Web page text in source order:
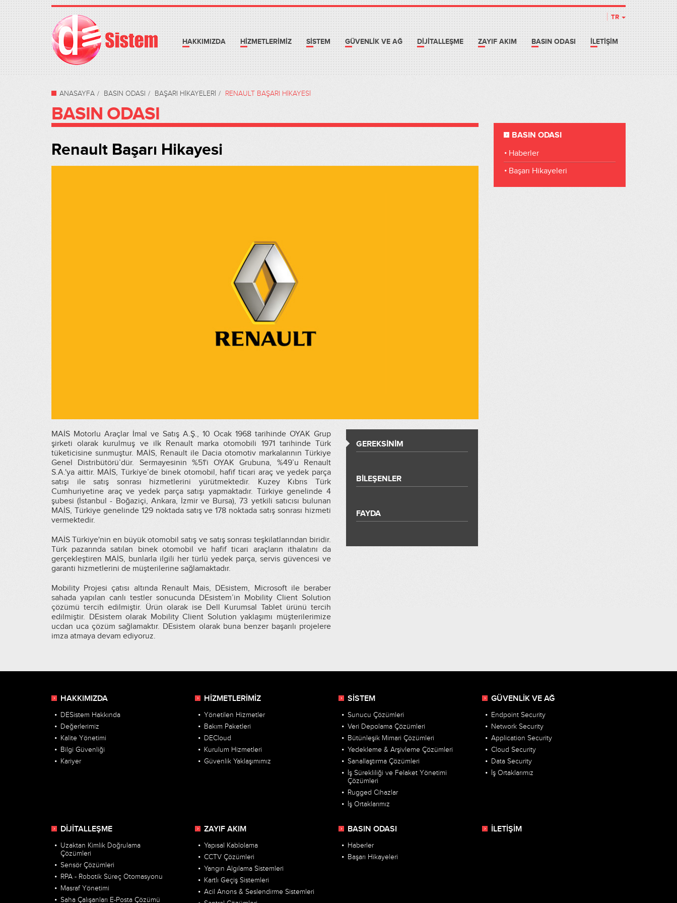
HAKKIMIZDA HİZMETLERİMİZ SİSTEM GÜVENLİK VE AĞ DİJİTALLEŞME ZAYIF AKIM BASIN ODASI İLETİŞİM
TR
ANASAYFA BASIN ODASI BAŞARI HİKAYELERİ RENAULT BAŞARI HİKAYESİ
BASIN ODASI
Renault Başarı Hikayesi
MAİS Motorlu Araçlar İmal ve Satış A.Ş., 10 Ocak 1968 tarihinde OYAK Grup
şirketi olarak kurulmuş ve ilk Renault marka otomobili 1971 tarihinde Türk
tüketicisine sunmuştur. MAİS, Renault ile Dacia otomotiv markalarının Türkiye
Genel Distribütörü’dür. Sermayesinin %51'i OYAK Grubuna, %49’u Renault
S.A.'ya aittir. MAİS, Türkiye’de binek otomobil, hafif ticari araç ve yedek parça
satışı ile satış sonrası hizmetlerini yürütmektedir. Kuzey Kıbrıs Türk
Cumhuriyetine araç ve yedek parça satışı yapmaktadır. Türkiye genelinde 4
şubesi (İstanbul - Boğaziçi, Ankara, İzmir ve Bursa), 73 yetkili satıcısı bulunan
MAİS, Türkiye genelinde 129 noktada satış ve 178 noktada satış sonrası hizmeti
vermektedir.
MAİS Türkiye'nin en büyük otomobil satış ve satış sonrası teşkilatlarından biridir.
Türk pazarında satılan binek otomobil ve hafif ticari araçların ithalatını da
gerçekleştiren MAİS, bunlarla ilgili her türlü yedek parça, servis güvencesi ve
garanti hizmetlerini de müşterilerine sağlamaktadır.
Mobility Projesi çatısı altında Renault Mais, DEsistem, Microsoft ile beraber
sahada yapılan canlı testler sonucunda DEsistem’in Mobility Client Solution
çözümü tercih edilmiştir. Ürün olarak ise Dell Kurumsal Tablet ürünü tercih
edilmiştir. DEsistem olarak Mobility Client Solution yaklaşımı müşterilerimize
ucdan uca çözüm sağlamaktır. DEsistem olarak buna benzer başarılı projelere
imza atmaya devam ediyoruz.
GEREKSİNİM
BİLEŞENLER
FAYDA
BASIN ODASI
Haberler
Başarı Hikayeleri
HAKKIMIZDA
DESistem Hakkında
Değerlerimiz
Kalite Yönetimi
Bilgi Güvenliği
Kariyer
HİZMETLERİMİZ
Yönetilen Hizmetler
Bakım Paketleri
DECloud
Kurulum Hizmetleri
Güvenlik Yaklaşımımız
SİSTEM
Sunucu Çözümleri
Veri Depolama Çözümleri
Bütünleşik Mimari Çözümleri
Yedekleme & Arşivleme Çözümleri
Sanallaştırma Çözümleri
İş Sürekliliği ve Felaket Yönetimi
Çözümleri
Rugged Cihazlar
İş Ortaklarımız
GÜVENLİK VE AĞ
Endpoint Security
Network Security
Application Security
Cloud Security
Data Security
İş Ortaklarımız
DİJİTALLEŞME
Uzaktan Kimlik Doğrulama
Çözümleri
Sensör Çözümleri
RPA - Robotik Süreç Otomasyonu
Masraf Yönetimi
Saha Çalışanları E-Posta Çözümü
ZAYIF AKIM
Yapısal Kablolama
CCTV Çözümleri
Yangın Algılama Sistemleri
Kartlı Geçiş Sistemleri
Acil Anons & Seslendirme Sistemleri
BASIN ODASI
Haberler
Başarı Hikayeleri
İLETİŞİM